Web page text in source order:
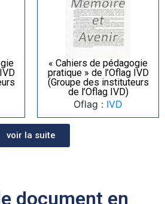
« Cahiers de pédagogie
pratique » de l’Oflag IVD
(Groupe des instituteurs
de l’Oflag IVD)
Oflag : IVD
voir la suite
document en